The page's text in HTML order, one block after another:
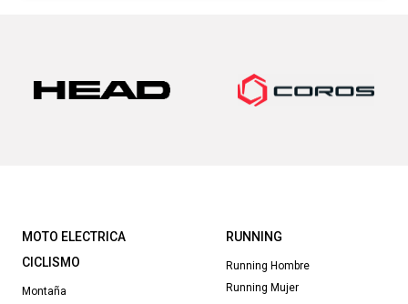
MOTO ELECTRICA
CICLISMO
Montaña
RUNNING
Running Hombre
Running Mujer